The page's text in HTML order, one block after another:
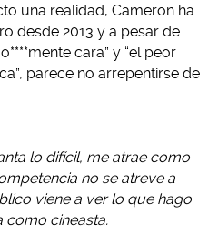
una realidad, Cameron ha
desde 2013 y a pesar de
cara” y “el peor
parece no arrepentirse de
lo difícil, me atrae como
no se atreve a
viene a ver lo que hago
como cineasta.